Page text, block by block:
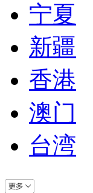
宁夏
新疆
香港
澳门
台湾